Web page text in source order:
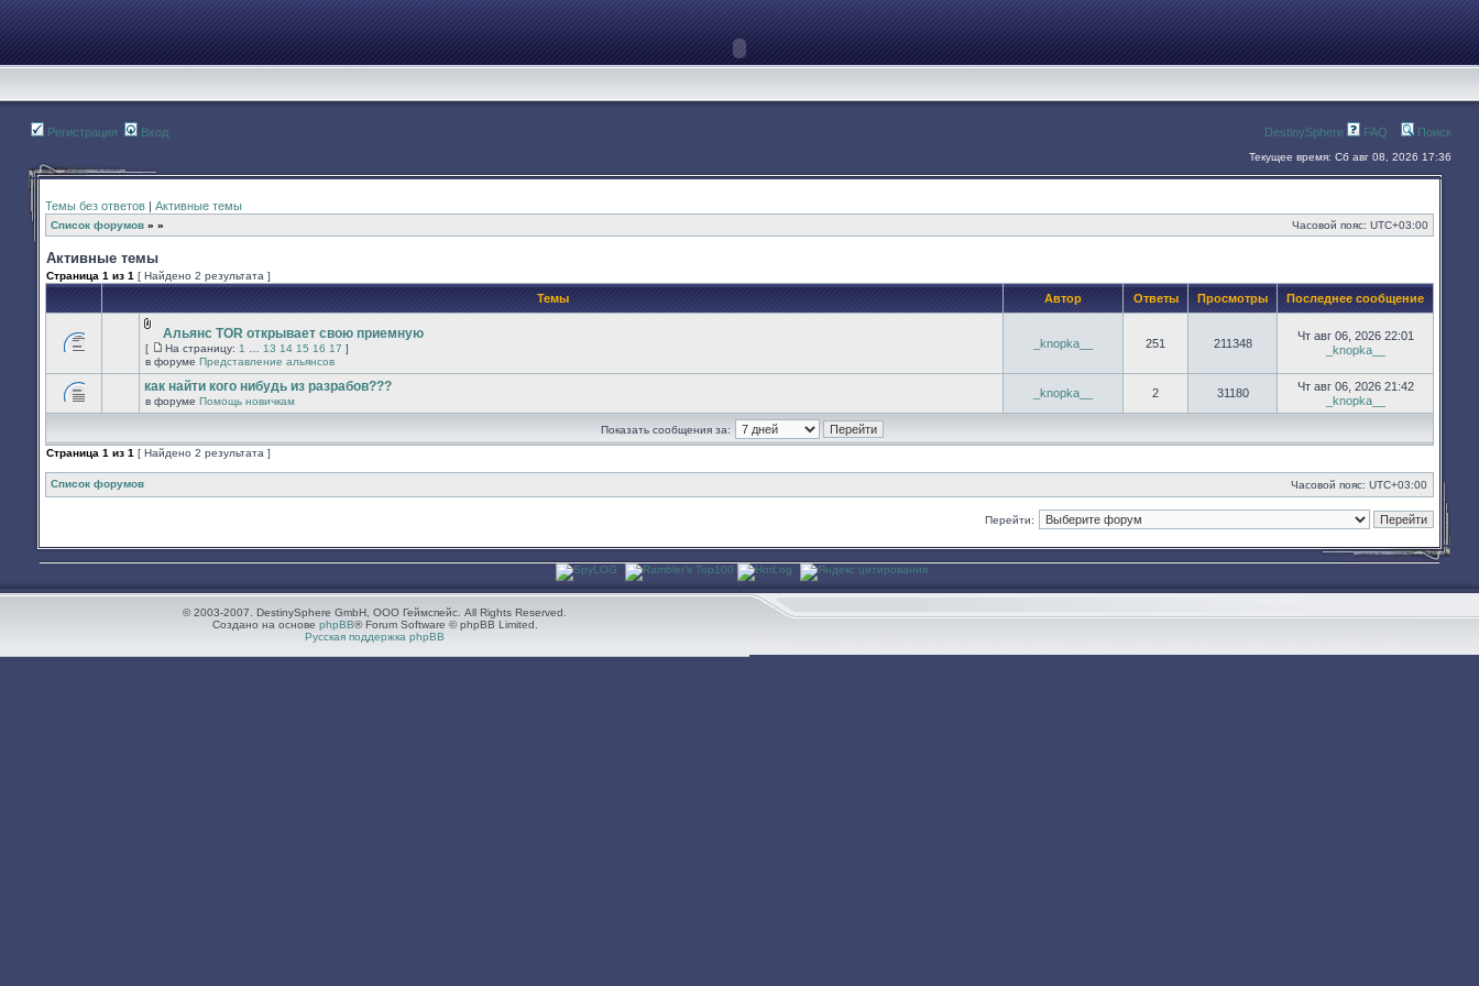
Регистрация Вход DestinySphere FAQ Поиск
Текущее время: Сб авг 08, 2026 17:36
Темы без ответов | Активные темы
Список форумов » » Часовой пояс: UTC+03:00
Активные темы
Страница 1 из 1 [ Найдено 2 результата ]
Темы Автор Ответы Просмотры Последнее сообщение
теме
нет
Вложения
Альянс TOR открывает свою приемную
[
На
страницу
На страницу: 1 13 14 15 16 17 ]
в форуме Представление альянсов
_knopka__ 251 211348
Чт авг 06, 2026 22:01
_knopka__
нет
новых
сообщений.
как найти кого нибудь из разрабов???
в форуме Помощь новичкам
_knopka__ 2 31180
Чт авг 06, 2026 21:42
_knopka__
Показать сообщения за:
Страница 1 из 1 [ Найдено 2 результата ]
Список форумов Часовой пояс: UTC+03:00
Перейти:
© 2003-2007. DestinySphere GmbH, ООО Геймспейс. All Rights Reserved.
Создано на основе phpBB® Forum Software © phpBB Limited.
Русская поддержка phpBB